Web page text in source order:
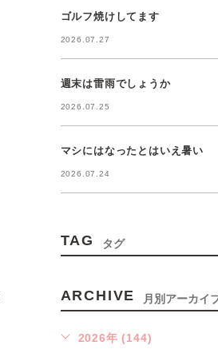
ゴルフ焼けしてます
2026.07.27
週末は雷雨でしょうか
2026.07.25
マシにはなったとはいえ暑い
2026.07.24
TAG タグ
ARCHIVE 月別アーカイ
2026年 (144)